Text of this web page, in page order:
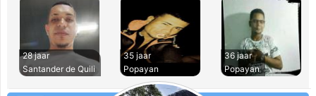
28 jaar
Santander de Quili
35 jaar
Popayan
36 jaar
Popayan